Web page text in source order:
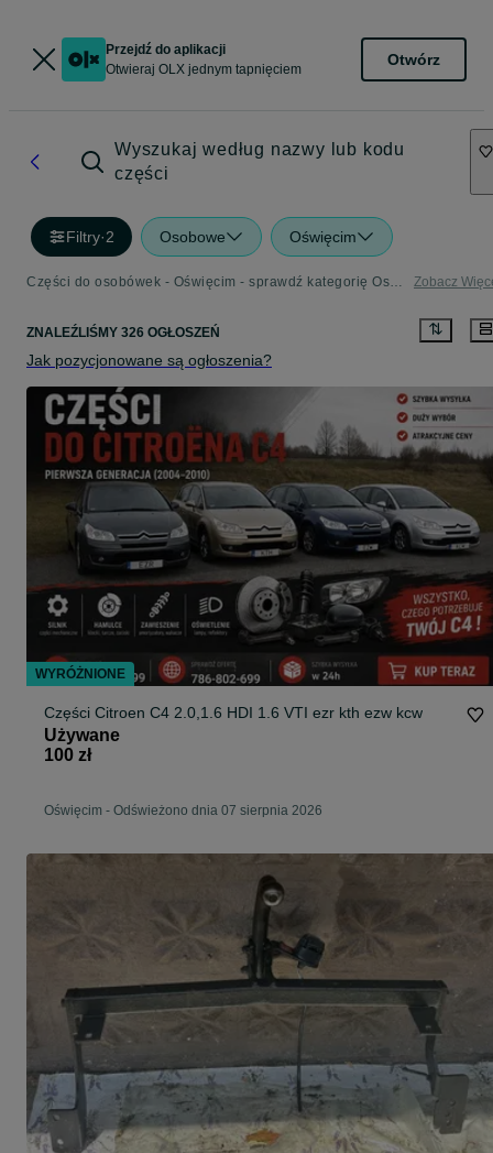
Przejdź do aplikacji
Otwieraj OLX jednym tapnięciem
Otwórz
Wyszukaj według nazwy lub kodu
części
Filtry·2 Osobowe Oświęcim
Części do osobówek - Oświęcim - sprawdź kategorię Osobowe Zobacz
ZNALEŹLIŚMY 326 OGŁOSZEŃ
Jak pozycjonowane są ogłoszenia?
Części Citroen C4 2.0,1.6 HDI 1.6 VTI ezr kth ezw kcw
Używane
100 zł
Oświęcim - Odświeżono dnia 07 sierpnia 2026
WYRÓŻNIONE